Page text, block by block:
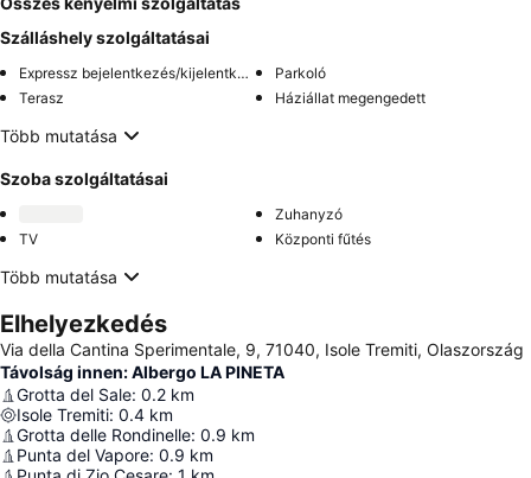
Szálláshely szolgáltatásai
Expressz bejelentkezés/kijelentkezés
Parkoló
Terasz
Háziállat megengedett
Több mutatása
Szoba szolgáltatásai
Zuhanyzó
TV
Központi fűtés
Több mutatása
Elhelyezkedés
Via della Cantina Sperimentale, 9, 71040, Isole Tremiti, Olaszország
Távolság innen: Albergo LA PINETA
Grotta del Sale: 0.2 km
Isole Tremiti: 0.4 km
Grotta delle Rondinelle: 0.9 km
Punta del Vapore: 0.9 km